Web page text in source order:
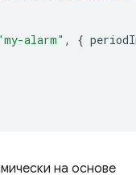
alarm" , {
на основе